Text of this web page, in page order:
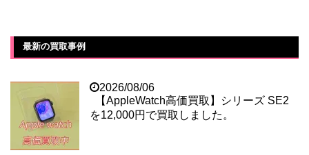
最新の買取事例
2026/08/06
【AppleWatch高価買取】シリーズ SE2
を12,000円で買取しました。